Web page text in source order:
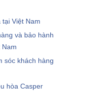
Việt Nam
và bảo hành
Nam
sóc khách hàng
hòa Casper